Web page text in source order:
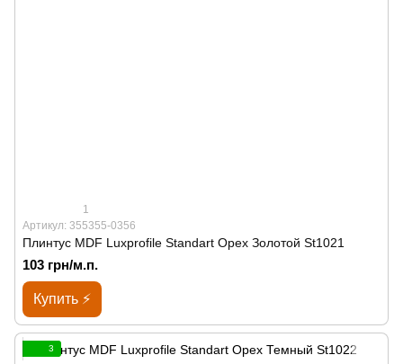
1
Артикул: 355355-0356
Плинтус MDF Luxprofile Standart Орех Золотой St1021
103 грн/м.п.
Купить ⚡
3